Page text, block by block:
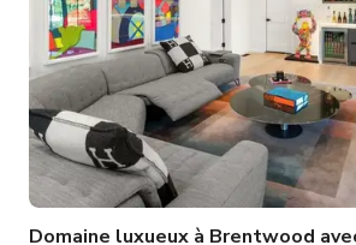
Domaine luxueux à Brentwood